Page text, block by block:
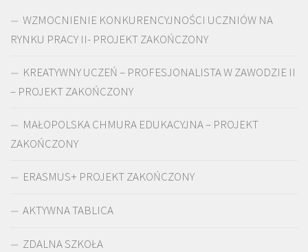
WZMOCNIENIE KONKURENCYJNOŚCI UCZNIÓW NA
RYNKU PRACY II- PROJEKT ZAKOŃCZONY
KREATYWNY UCZEŃ – PROFESJONALISTA W ZAWODZIE II
– PROJEKT ZAKOŃCZONY
MAŁOPOLSKA CHMURA EDUKACYJNA – PROJEKT
ZAKOŃCZONY
ERASMUS+ PROJEKT ZAKOŃCZONY
AKTYWNA TABLICA
ZDALNA SZKOŁA